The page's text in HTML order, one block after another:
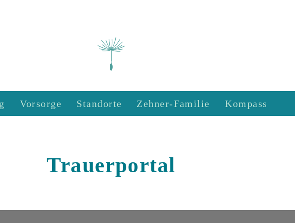
Vorsorge Standorte Zehner-Familie Kompass
Trauerportal